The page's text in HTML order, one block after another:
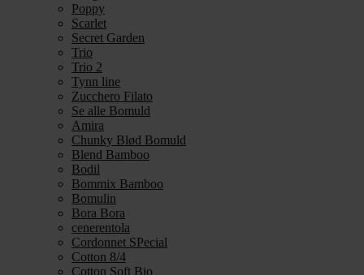
Poppy
Scarlet
Secret Garden
Trio
Trio 2
Tynn line
Zucchero Filato
Se alle Bomuld
Amira
Chunky Blød Bomuld
Blend Bamboo
Bodil
Bommix Bamboo
Bomulin
Bora Bora
cenerentola
Cordonnet SPecial
Cotton 8/4
Cotton Soft Bio